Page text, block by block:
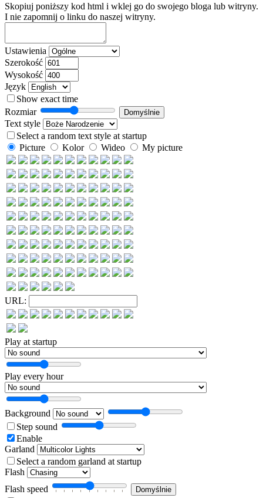
Skopiuj poniższy kod html i wklej go do swojego bloga lub witryny.
I nie zapomnij o linku do naszej witryny.
Ustawienia
Szerokość
Wysokość
Język
Show exact time
Rozmiar
Text style
Select a random text style at startup
Picture
Kolor Wideo My picture
URL:
Play at startup
Play every hour
Background
Step sound
Enable
Garland
Select a random garland at startup
Flash
Flash speed